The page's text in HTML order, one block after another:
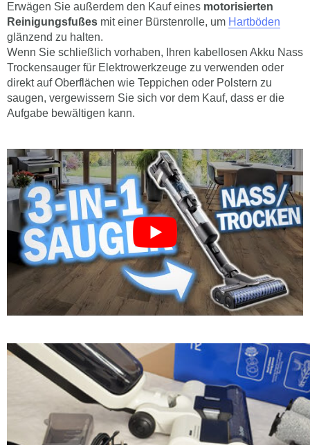
Erwägen Sie außerdem den Kauf eines motorisierten
Reinigungsfußes mit einer Bürstenrolle, um Hartböden
glänzend zu halten.
Wenn Sie schließlich vorhaben, Ihren kabellosen Akku Nass
Trockensauger für Elektrowerkzeuge zu verwenden oder
direkt auf Oberflächen wie Teppichen oder Polstern zu
saugen, vergewissern Sie sich vor dem Kauf, dass er die
Aufgabe bewältigen kann.